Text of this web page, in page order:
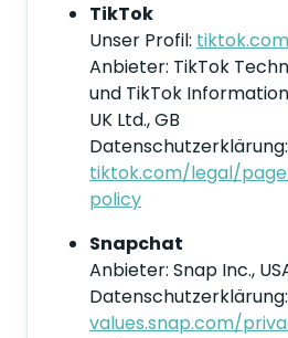
TikTok
Unser Profil:
Anbieter: TikTok
und TikTok
UK Ltd., GB
Datenschutzerklärung:
tiktok.com/legal/
policy
Snapchat
Anbieter: Snap Inc.,
Datenschutzerklärung:
values.snap.com/